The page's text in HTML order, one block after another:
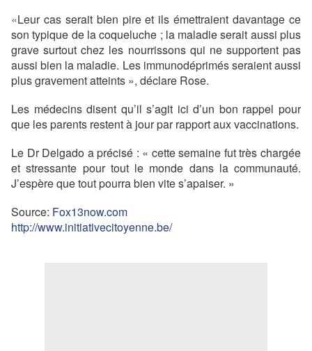
«Leur cas serait bien pire et ils émettraient davantage ce
son typique de la coqueluche ; la maladie serait aussi plus
grave surtout chez les nourrissons qui ne supportent pas
aussi bien la maladie. Les immunodéprimés seraient aussi
plus gravement atteints », déclare Rose.
Les médecins disent qu’il s’agit ici d’un bon rappel pour
que les parents restent à jour par rapport aux vaccinations.
Le Dr Delgado a précisé : « cette semaine fut très chargée
et stressante pour tout le monde dans la communauté.
J’espère que tout pourra bien vite s’apaiser. »
Source: Fox13now.com
http://www.initiativecitoyenne.be/